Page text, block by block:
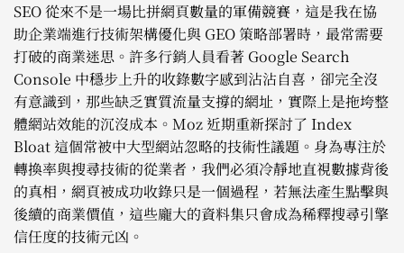
SEO 從來不是一場比拼網頁數量的軍備競賽，這是我在協
助企業端進行技術架構優化與 GEO 策略部署時，最常需要
打破的商業迷思。許多行銷人員看著 Google Search
Console 中穩步上升的收錄數字感到沾沾自喜，卻完全沒
有意識到，那些缺乏實質流量支撐的網址，實際上是拖垮整
體網站效能的沉沒成本。Moz 近期重新探討了 Index
Bloat 這個常被中大型網站忽略的技術性議題。身為專注於
轉換率與搜尋技術的從業者，我們必須冷靜地直視數據背後
的真相，網頁被成功收錄只是一個過程，若無法產生點擊與
後續的商業價值，這些龐大的資料集只會成為稀釋搜尋引擎
信任度的技術元凶。